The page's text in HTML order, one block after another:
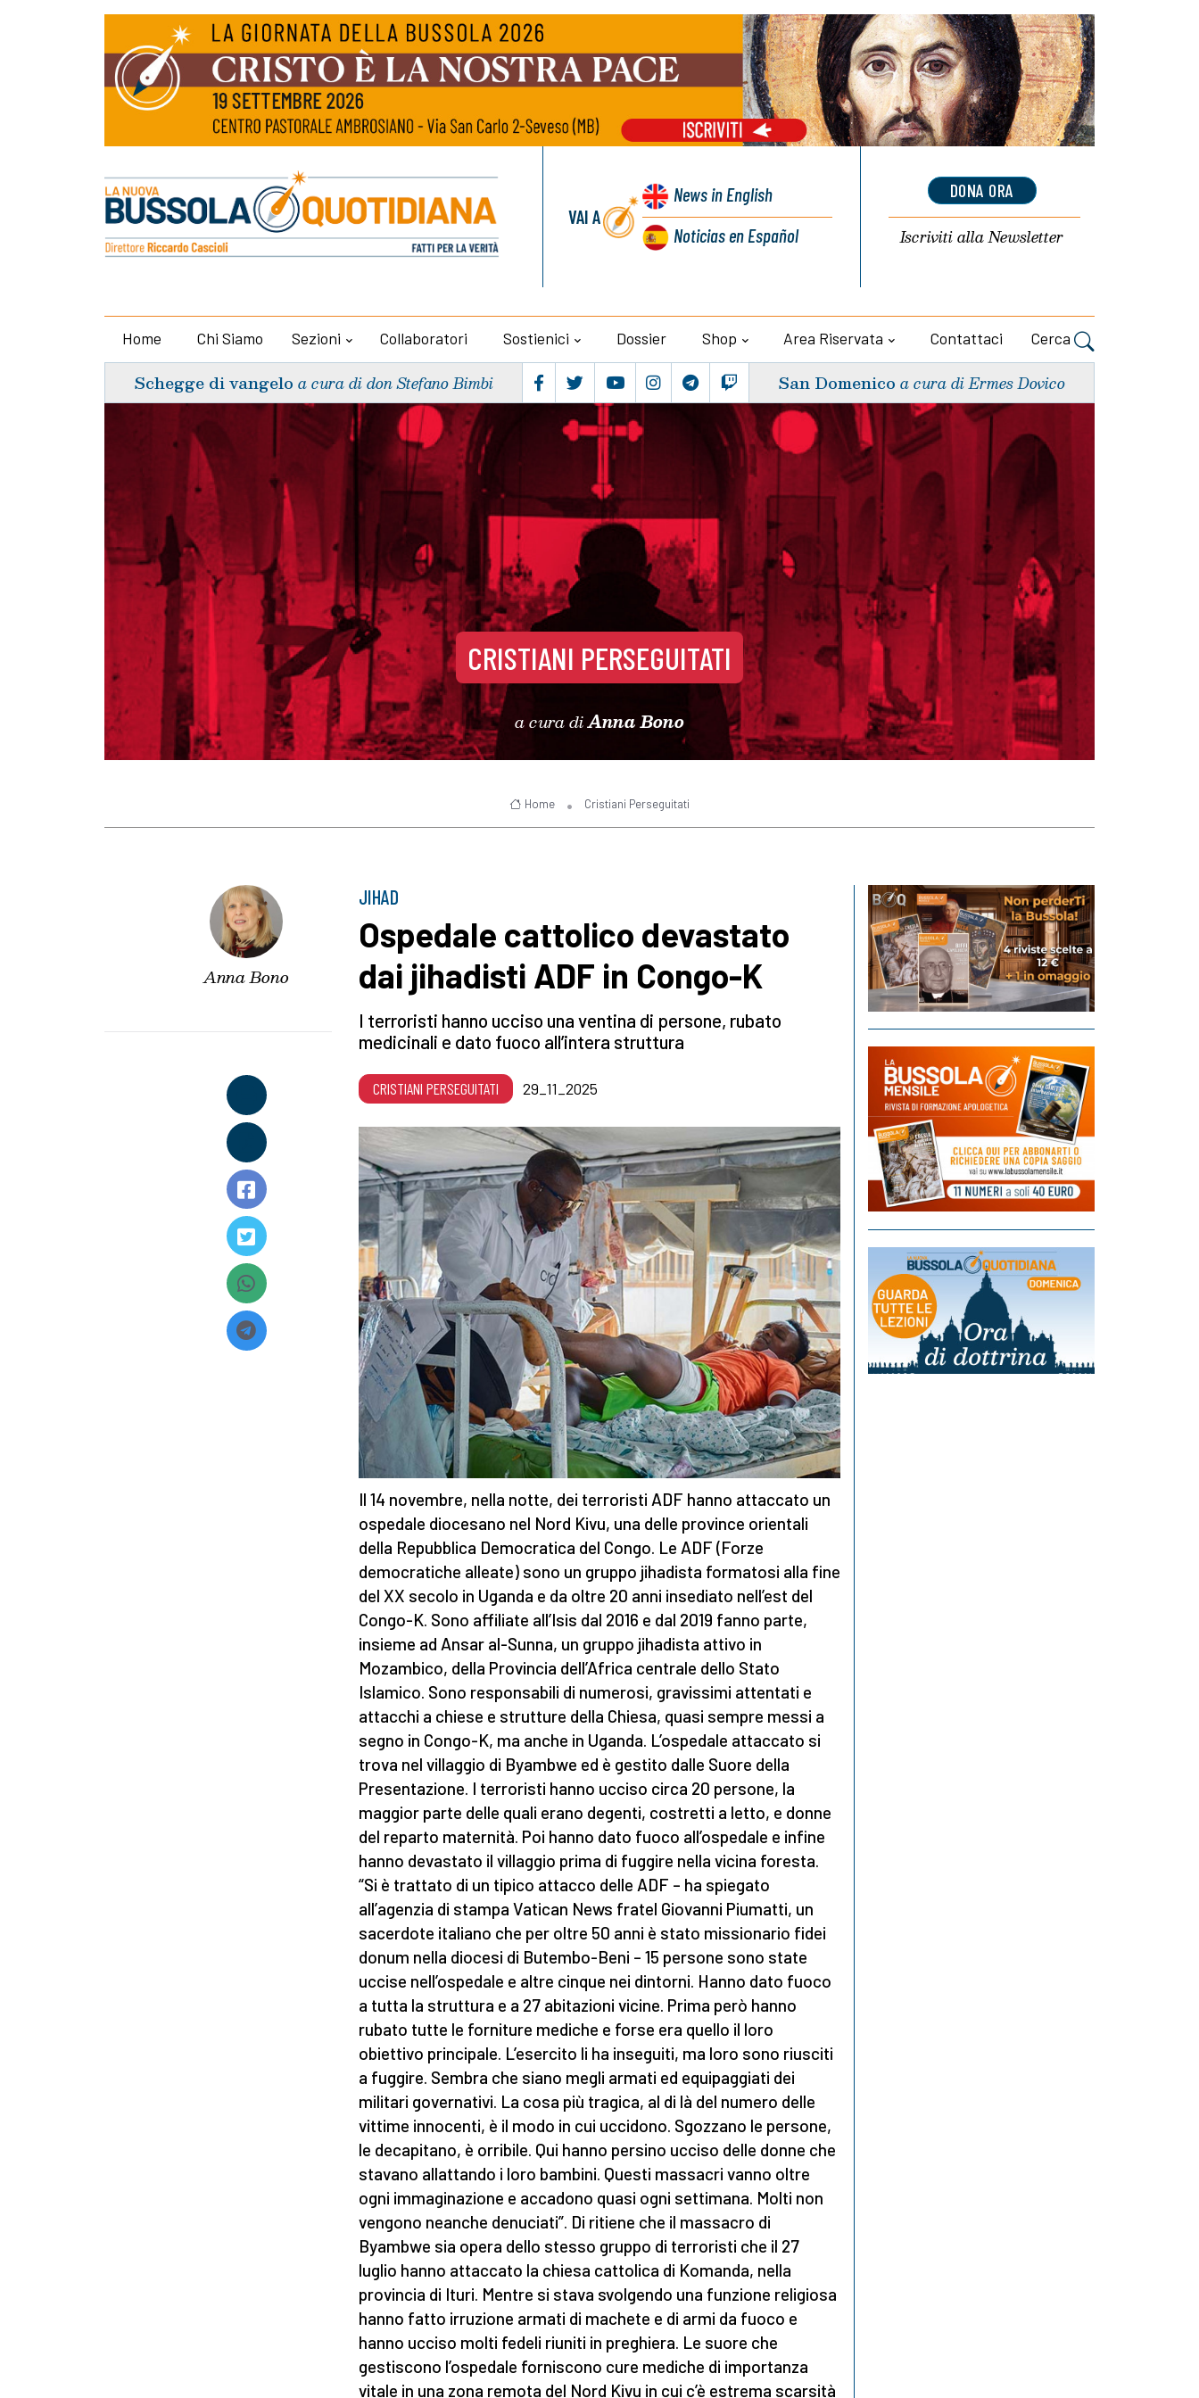
VAI A
Newsin English
Noticiasen Español
DONA ORA
Iscriviti allaNewsletter
Home Chi Siamo Sezioni Collaboratori Sostienici Dossier Shop Area Riservata Contattaci Cerca
Schegge di vangelo a cura di don Stefano Bimbi San Domenico a cura di Ermes Dovico
CRISTIANI PERSEGUITATI
a cura diAnna Bono
Home Cristiani Perseguitati
Anna Bono
JIHAD
Ospedale cattolico devastato
dai jihadisti ADF in Congo-K
I terroristi hanno ucciso una ventina di persone, rubato
medicinali e dato fuoco all’intera struttura
CRISTIANI PERSEGUITATI 29_11_2025
Il 14 novembre, nella notte, dei terroristi ADF hanno attaccato un
ospedale diocesano nel Nord Kivu, una delle province orientali
della Repubblica Democratica del Congo. Le ADF (Forze
democratiche alleate) sono un gruppo jihadista formatosi alla fine
del XX secolo in Uganda e da oltre 20 anni insediato nell’est del
Congo-K. Sono affiliate all’Isis dal 2016 e dal 2019 fanno parte,
insieme ad Ansar al-Sunna, un gruppo jihadista attivo in
Mozambico, della Provincia dell’Africa centrale dello Stato
Islamico. Sono responsabili di numerosi, gravissimi attentati e
attacchi a chiese e strutture della Chiesa, quasi sempre messi a
segno in Congo-K, ma anche in Uganda. L’ospedale attaccato si
trova nel villaggio di Byambwe ed è gestito dalle Suore della
Presentazione. I terroristi hanno ucciso circa 20 persone, la
maggior parte delle quali erano degenti, costretti a letto, e donne
del reparto maternità. Poi hanno dato fuoco all’ospedale e infine
hanno devastato il villaggio prima di fuggire nella vicina foresta.
“Si è trattato di un tipico attacco delle ADF – ha spiegato
all’agenzia di stampa Vatican News fratel Giovanni Piumatti, un
sacerdote italiano che per oltre 50 anni è stato missionario fidei
donum nella diocesi di Butembo-Beni – 15 persone sono state
uccise nell’ospedale e altre cinque nei dintorni. Hanno dato fuoco
a tutta la struttura e a 27 abitazioni vicine. Prima però hanno
rubato tutte le forniture mediche e forse era quello il loro
obiettivo principale. L’esercito li ha inseguiti, ma loro sono riusciti
a fuggire. Sembra che siano megli armati ed equipaggiati dei
militari governativi. La cosa più tragica, al di là del numero delle
vittime innocenti, è il modo in cui uccidono. Sgozzano le persone,
le decapitano, è orribile. Qui hanno persino ucciso delle donne che
stavano allattando i loro bambini. Questi massacri vanno oltre
ogni immaginazione e accadono quasi ogni settimana. Molti non
vengono neanche denuciati”. Di ritiene che il massacro di
Byambwe sia opera dello stesso gruppo di terroristi che il 27
luglio hanno attaccato la chiesa cattolica di Komanda, nella
provincia di Ituri. Mentre si stava svolgendo una funzione religiosa
hanno fatto irruzione armati di machete e di armi da fuoco e
hanno ucciso molti fedeli riuniti in preghiera. Le suore che
gestiscono l’ospedale forniscono cure mediche di importanza
vitale in una zona remota del Nord Kivu in cui c’è estrema scarsità